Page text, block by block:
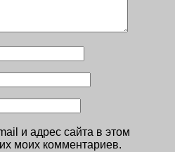
и адрес сайта в этом
моих комментариев.